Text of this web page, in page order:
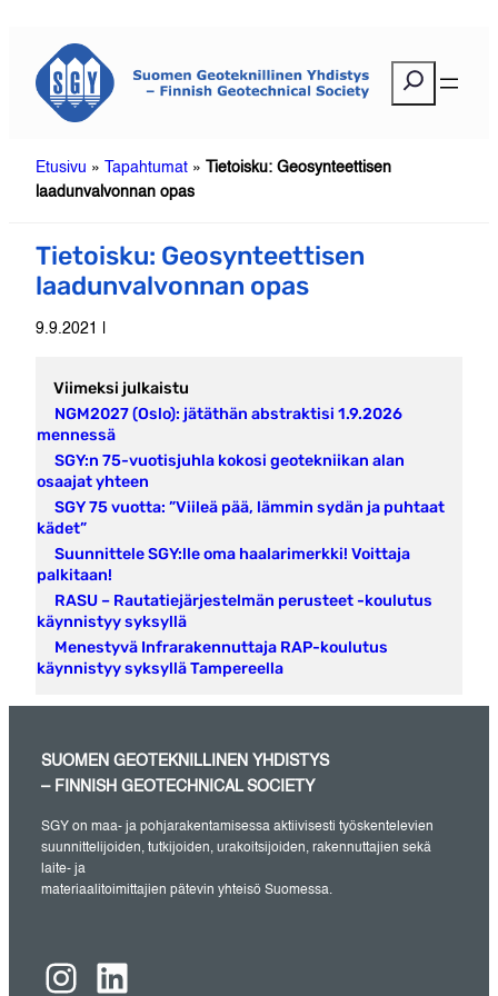
sisältöön
Etusivu » Tapahtumat »
Tietoisku: Geosynteettisen
laadunvalvonnan opas
Tietoisku: Geosynteettisen
laadunvalvonnan opas
9.9.2021 |
Viimeksi julkaistu
NGM2027 (Oslo): jätäthän abstraktisi 1.9.2026
mennessä
SGY:n 75-vuotisjuhla kokosi geotekniikan alan
osaajat yhteen
SGY 75 vuotta: ”Viileä pää, lämmin sydän ja puhtaat
kädet”
Suunnittele SGY:lle oma haalarimerkki! Voittaja
palkitaan!
RASU – Rautatiejärjestelmän perusteet -koulutus
käynnistyy syksyllä
Menestyvä Infrarakennuttaja RAP-koulutus
käynnistyy syksyllä Tampereella
SUOMEN GEOTEKNILLINEN YHDISTYS
– FINNISH GEOTECHNICAL SOCIETY
SGY on maa- ja pohjarakentamisessa aktiivisesti työskentelevien
suunnittelijoiden, tutkijoiden, urakoitsijoiden, rakennuttajien sekä
laite- ja
materiaalitoimittajien pätevin yhteisö Suomessa.
Instagram LinkedIn